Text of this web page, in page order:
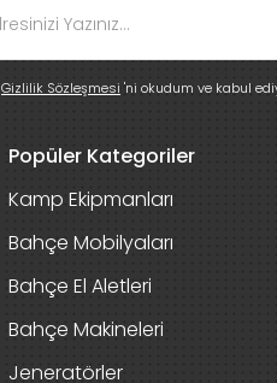
Gizlilik Sözleşmesi 'ni okudum ve kabul
Popüler Kategoriler
Kamp Ekipmanları
Bahçe Mobilyaları
Bahçe El Aletleri
Bahçe Makineleri
Jeneratörler